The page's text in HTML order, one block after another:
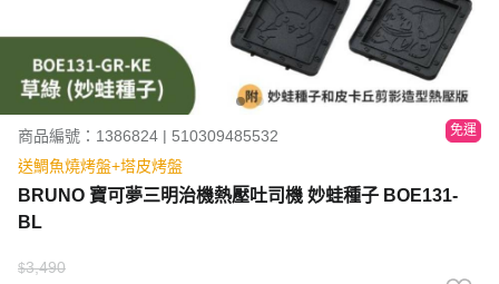
商品編號：1386824 | 510309485532 免運
送鯛魚燒烤盤+塔皮烤盤
BRUNO 寶可夢三明治機熱壓吐司機 妙蛙種子 BOE131-
BL
$3,490